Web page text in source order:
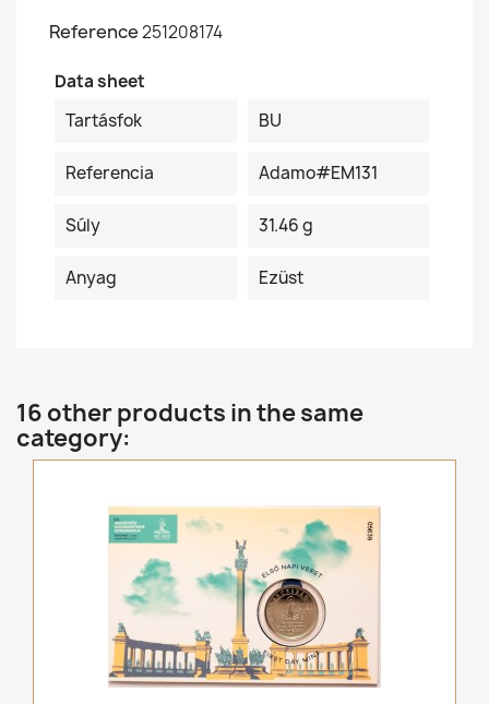
Reference251208174
Data sheet
Tartásfok
BU
Referencia Adamo#EM131
Súly 31.46 g
Anyag Ezüst
16 other products in the same
category: